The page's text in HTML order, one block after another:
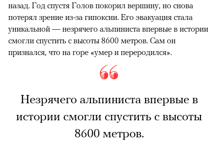
назад. Год спустя Голов покорил вершину, но снова
потерял зрение из-за гипоксии. Его эвакуация стала
уникальной — незрячего альпиниста впервые в истории
смогли спустить с высоты 8600 метров. Сам он
признался, что на горе «умер и переродился».
Незрячего альпиниста впервые в
истории смогли спустить с высоты
8600 метров.